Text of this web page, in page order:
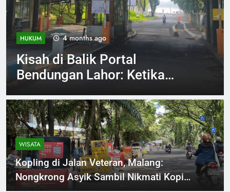
INVESTIGASI 4 months ago
Jelang Arema vs Persebaya
Aremania Ikrarkan Jaga
WISATA
Kopling di Jalan Veteran, Malang:
Nongkrong Asyik Sambil Nikmati Kopi